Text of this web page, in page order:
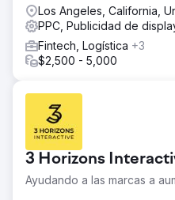
Los Angeles, California,
PPC, Publicidad de
Fintech, Logística +3
$2,500 - 5,000
3 Horizons
Ayudando a las marcas a